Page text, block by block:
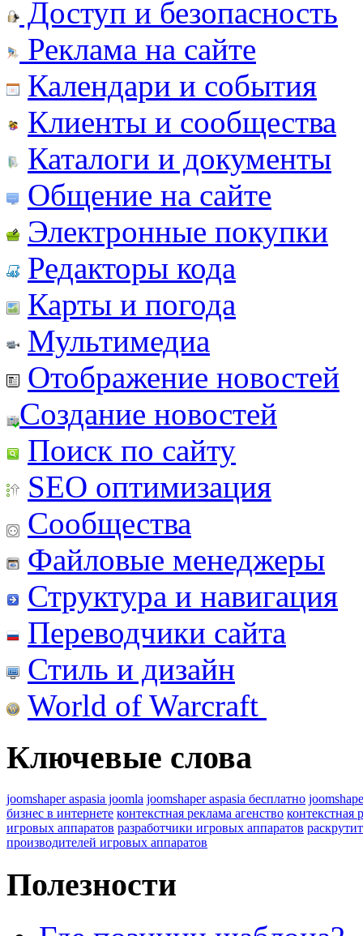
Доступ и безопасность
Реклама на сайте
Календари и события
Клиенты и сообщества
Каталоги и документы
Общение на сайте
Электронные покупки
Редакторы кода
Карты и погода
Мультимедиа
Отображение новостей
Создание новостей
Поиск по сайту
SEO оптимизация
Сообщества
Файловые менеджеры
Структура и навигация
Переводчики сайта
Стиль и дизайн
World of Warcraft
Ключевые слова
joomshaper aspasia joomla joomshaper aspasia бесплатно
бизнес в интернете контекстная реклама агенство контекстная
игровых аппаратов разработчики игровых аппаратов
производителей игровых аппаратов
Полезности